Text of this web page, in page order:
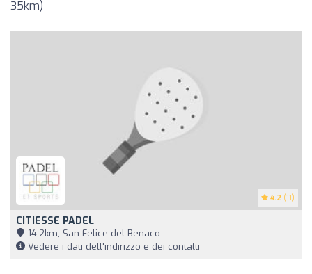
35km)
4.2 (11)
CITIESSE PADEL
14,2km, San Felice del Benaco
Vedere i dati dell'indirizzo e dei contatti